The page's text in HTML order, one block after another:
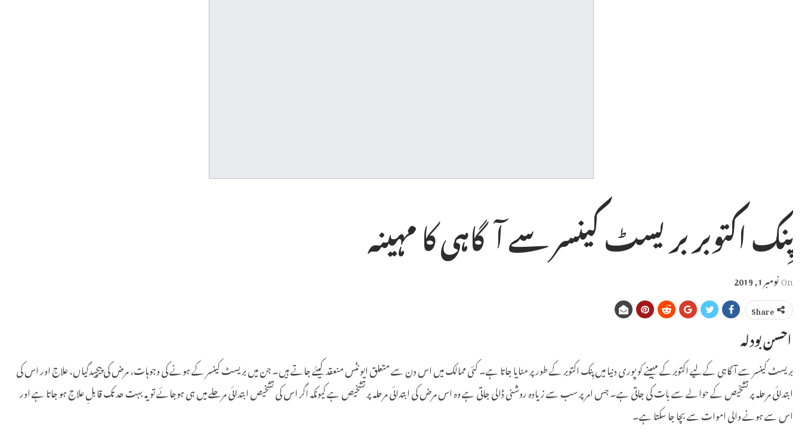
پِنک اکتوبر بریسٹ کینسر سے آگاہی کا مہینہ
Onنومبر 1, 2019
Share
احسن بودلہ
بریسٹ کینسر سے آگاہی کےلیے اکتوبرکے مہینے کو پوری دنیا میں پِنک اکتوبر کے طور پر منایا جاتا ہے۔ کئی ممالک میں اس دن سے متعلق ایونٹس منعقد کیئے جاتے ہیں۔ جن میں بریسٹ کینسر کے ہونے کی وجوہات، مرض کی پیچیدگیاں، علاج اور اس کی
ابتدائی مرحلہ پر تشخیص کے حوالے سے بات کی جاتی ہے۔ جس امر پر سب سے زیادہ روشنی ڈالی جاتی ہے وہ اس مرض کی ابتدائی مرحلہ پر تشخیص ہے کیونکہ اگر اس کی تشخیص ابتدائی مرحلے میں ہی ہوجائے تو یہ بہت حد تک قابلِ علاج ہو جاتا ہے اور
اس سے ہونے والی اموات سے بچا جا سکتا ہے۔